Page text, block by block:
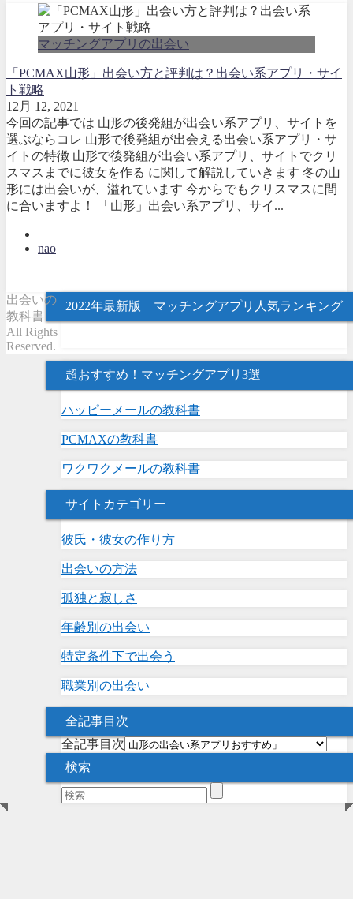
マッチングアプリの出会い
「PCMAX山形」出会い方と評判は？出会い系アプリ・サイ
ト戦略
12月 12, 2021
今回の記事では 山形の後発組が出会い系アプリ、サイトを
選ぶならコレ 山形で後発組が出会える出会い系アプリ・サ
イトの特徴 山形で後発組が出会い系アプリ、サイトでクリ
スマスまでに彼女を作る に関して解説していきます 冬の山
形には出会いが、溢れています 今からでもクリスマスに間
に合いますよ！ 「山形」出会い系アプリ、サイ...
nao
2022年最新版 マッチングアプリ人気ランキング
超おすすめ！マッチングアプリ3選
ハッピーメールの教科書
PCMAXの教科書
ワクワクメールの教科書
サイトカテゴリー
彼氏・彼女の作り方
出会いの方法
孤独と寂しさ
年齢別の出会い
特定条件下で出会う
職業別の出会い
全記事目次
全記事目次
検索
出会いの
教科書
All Rights
Reserved.